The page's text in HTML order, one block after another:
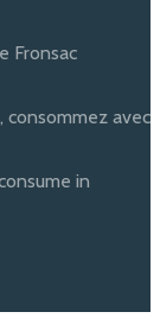
Fronsac
consommez avec
in